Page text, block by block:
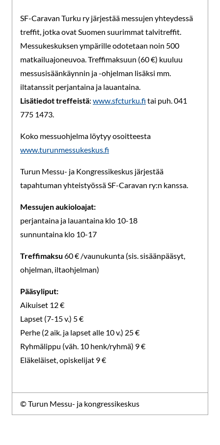
SF-Caravan Turku ry järjestää messujen yhteydessä
treffit, jotka ovat Suomen suurimmat talvitreffit.
Messukeskuksen ympärille odotetaan noin 500
matkailuajoneuvoa. Treffimaksuun (60 €) kuuluu
messusisäänkäynnin ja -ohjelman lisäksi mm.
iltatanssit perjantaina ja lauantaina.
Lisätiedot treffeistä: www.sfcturku.fi tai puh. 041
775 1473.
Koko messuohjelma löytyy osoitteesta
www.turunmessukeskus.fi
Turun Messu- ja Kongressikeskus järjestää
tapahtuman yhteistyössä SF-Caravan ry:n kanssa.
Messujen aukioloajat:
perjantaina ja lauantaina klo 10-18
sunnuntaina klo 10-17
Treffimaksu 60 € /vaunukunta (sis. sisäänpääsyt,
ohjelman, iltaohjelman)
Pääsyliput:
Aikuiset 12 €
Lapset (7-15 v.) 5 €
Perhe (2 aik. ja lapset alle 10 v.) 25 €
Ryhmälippu (väh. 10 henk/ryhmä) 9 €
Eläkeläiset, opiskelijat 9 €
© Turun Messu- ja kongressikeskus